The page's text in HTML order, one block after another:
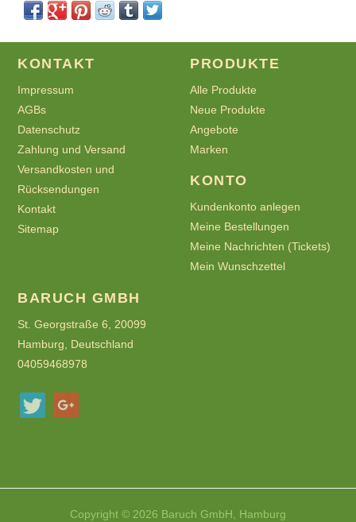
KONTAKT
Impressum
AGBs
Datenschutz
Zahlung und Versand
Versandkosten und
Rücksendungen
Kontakt
Sitemap
PRODUKTE
Alle Produkte
Neue Produkte
Angebote
Marken
KONTO
Kundenkonto anlegen
Meine Bestellungen
Meine Nachrichten (Tickets)
Mein Wunschzettel
BARUCH GMBH
St. Georgstraße 6, 20099
Hamburg, Deutschland
04059468978
Copyright © 2026 Baruch GmbH, Hamburg